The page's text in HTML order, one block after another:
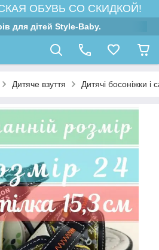
ОБУВЬ СО СКИДКОЙ!
для дітей Style-Baby.
Дитяче взуття Дитячі босоніжки і